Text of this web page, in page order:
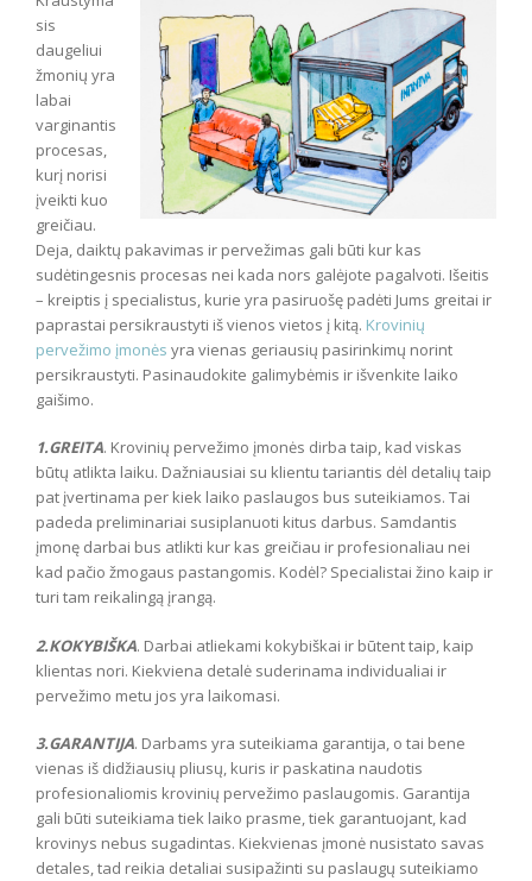
sis
daugeliui
žmonių yra
labai
varginantis
procesas,
kurį norisi
įveikti kuo
greičiau.
Deja, daiktų pakavimas ir pervežimas gali būti kur kas
sudėtingesnis procesas nei kada nors galėjote pagalvoti. Išeitis
– kreiptis į specialistus, kurie yra pasiruošę padėti Jums greitai ir
paprastai persikraustyti iš vienos vietos į kitą. Krovinių
pervežimo įmonės yra vienas geriausių pasirinkimų norint
persikraustyti. Pasinaudokite galimybėmis ir išvenkite laiko
gaišimo.
1.GREITA. Krovinių pervežimo įmonės dirba taip, kad viskas
būtų atlikta laiku. Dažniausiai su klientu tariantis dėl detalių taip
pat įvertinama per kiek laiko paslaugos bus suteikiamos. Tai
padeda preliminariai susiplanuoti kitus darbus. Samdantis
įmonę darbai bus atlikti kur kas greičiau ir profesionaliau nei
kad pačio žmogaus pastangomis. Kodėl? Specialistai žino kaip ir
turi tam reikalingą įrangą.
2.KOKYBIŠKA. Darbai atliekami kokybiškai ir būtent taip, kaip
klientas nori. Kiekviena detalė suderinama individualiai ir
pervežimo metu jos yra laikomasi.
3.GARANTIJA. Darbams yra suteikiama garantija, o tai bene
vienas iš didžiausių pliusų, kuris ir paskatina naudotis
profesionaliomis krovinių pervežimo paslaugomis. Garantija
gali būti suteikiama tiek laiko prasme, tiek garantuojant, kad
krovinys nebus sugadintas. Kiekvienas įmonė nusistato savas
detales, tad reikia detaliai susipažinti su paslaugų suteikiamo